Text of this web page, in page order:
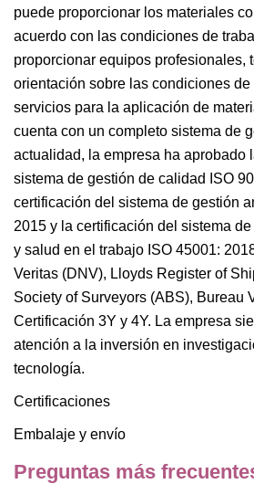
puede proporcionar los materiales
acuerdo con las condiciones de
proporcionar equipos profesionales,
orientación sobre las condiciones
servicios para la aplicación de
cuenta con un completo sistema de
actualidad, la empresa ha aprobado
sistema de gestión de calidad ISO
certificación del sistema de gestión
2015 y la certificación del sistema
y salud en el trabajo ISO 45001:
Veritas (DNV), Lloyds Register of
Society of Surveyors (ABS), Bureau
Certificación 3Y y 4Y. La empresa
atención a la inversión en
tecnología.
Certificaciones
Embalaje y envío
Preguntas más